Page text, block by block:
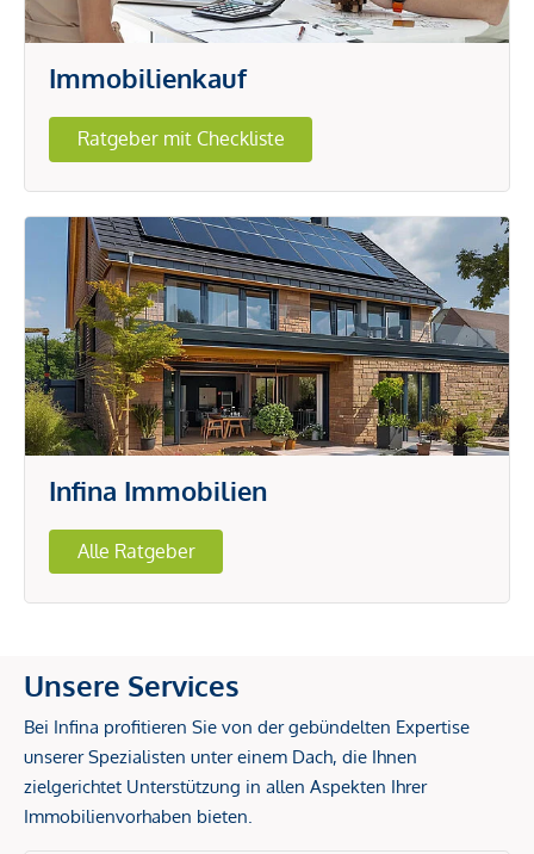
Immobilienkauf
Ratgeber mit Checkliste
Infina Immobilien
Alle Ratgeber
Unsere Services
Bei Infina profitieren Sie von der gebündelten Expertise
unserer Spezialisten unter einem Dach, die Ihnen
zielgerichtet Unterstützung in allen Aspekten Ihrer
Immobilienvorhaben bieten.